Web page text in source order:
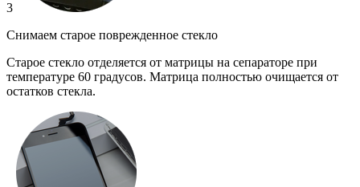
3
Снимаем старое поврежденное стекло
Старое стекло отделяется от матрицы на сепараторе при
температуре 60 градусов. Матрица полностью очищается от
остатков стекла.